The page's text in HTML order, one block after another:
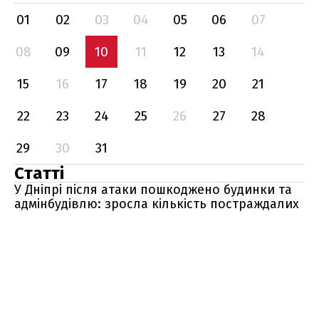
01 02 03 04 05 06
07
08
09 10 11 12 13
14
15
16 17 18 19 20
21
22
23 24 25 26 27
28
29
30 31
Статті
У Дніпрі після атаки пошкоджено будинки та
адмінбудівлю: зросла кількість постраждалих